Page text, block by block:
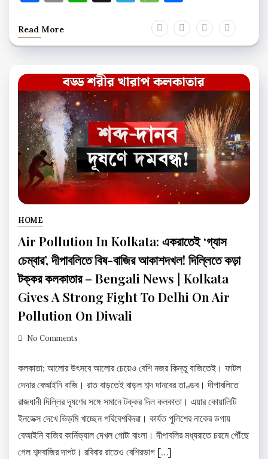
Read More
HOME
Air Pollution In Kolkata: একরাতেই ‘গ্যাস
চেম্বার’, দীপাবলিতে বিষ-বাজির আকাশদখল! দিল্লিতে কড়া
টক্কর কলকাতার – Bengali News | Kolkata
Gives A Strong Fight To Delhi On Air
Pollution On Diwali
No Comments
কলকাতা: আলোর উৎসবে আলোর চেয়েও বেশি নজর কিন্তু বাজিতেই। ফাটল
দেদার বেআইনি বাজি। রাত বাড়তেই বাড়ল শব্দ দানবের তাণ্ডব। দীপাবলিতে
রাজধানী দিল্লির দূষণের সঙ্গে সমানে টক্কর দিল কলকাতা। এয়ার কোয়ালিটি
ইনডেক্স দেখে ভিড়মি খাচ্ছেন পরিবেশবিদরা। কার্যত পুলিশের নাকের ডগায়
বেআইনি বাজির কার্নিভ্যাল দেখল গোটা বাংলা। দীপাবলির মধ্যরাতে চরমে পৌঁছে
গেল শব্দবাজির দাপট। রবিবার রাতেও বেশিরভাগ […]